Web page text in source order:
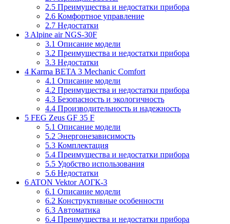
2.5 Преимущества и недостатки прибора
2.6 Комфортное управление
2.7 Недостатки
3 Alpine air NGS-30F
3.1 Описание модели
3.2 Преимущества и недостатки прибора
3.3 Недостатки
4 Karma BETA 3 Mechanic Comfort
4.1 Описание модели
4.2 Преимущества и недостатки прибора
4.3 Безопасность и экологичность
4.4 Производительность и надежность
5 FEG Zeus GF 35 F
5.1 Описание модели
5.2 Энергонезависимость
5.3 Комплектация
5.4 Преимущества и недостатки прибора
5.5 Удобство использования
5.6 Недостатки
6 ATON Vektor АОГК-3
6.1 Описание модели
6.2 Конструктивные особенности
6.3 Автоматика
6.4 Преимущества и недостатки прибора